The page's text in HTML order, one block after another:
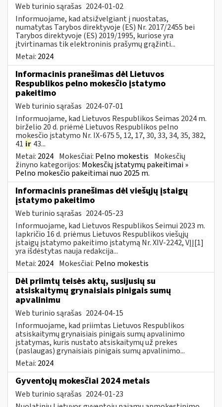
Web turinio sąrašas 2024-01-02
Informuojame, kad atsižvelgiant į nuostatas,
numatytas Tarybos direktyvoje (ES) Nr. 2017/2455 bei
Tarybos direktyvoje (ES) 2019/1995, kuriose yra
įtvirtinamas tik elektroninis prašymų grąžinti...
Metai: 2024
Informacinis pranešimas dėl Lietuvos
Respublikos pelno mokesčio įstatymo
pakeitimo
Web turinio sąrašas 2024-07-01
Informuojame, kad Lietuvos Respublikos Seimas 2024 m.
birželio 20 d. priėmė Lietuvos Respublikos pelno
mokesčio įstatymo Nr. IX-675 5, 12, 17, 30, 33, 34, 35, 382,
41 ir 43...
Metai: 2024 Mokesčiai: Pelno mokestis Mokesčių
žinyno kategorijos: Mokesčių įstatymų pakeitimai »
Pelno mokesčio pakeitimai nuo 2025 m.
Informacinis pranešimas dėl viešųjų įstaigų
įstatymo pakeitimo
Web turinio sąrašas 2024-05-23
Informuojame, kad Lietuvos Respublikos Seimui 2023 m.
lapkričio 16 d. priėmus Lietuvos Respublikos viešųjų
įstaigų įstatymo pakeitimo įstatymą Nr. XIV-2242, VĮĮ[1]
yra išdėstytas nauja redakcija...
Metai: 2024 Mokesčiai: Pelno mokestis
Dėl priimtų teisės aktų, susijusių su
atsiskaitymų grynaisiais pinigais sumų
apvalinimu
Web turinio sąrašas 2024-04-15
Informuojame, kad priimtas Lietuvos Respublikos
atsiskaitymų grynaisiais pinigais sumų apvalinimo
įstatymas, kuris nustato atsiskaitymų už prekes
(paslaugas) grynaisiais pinigais sumų apvalinimo...
Metai: 2024
Gyventojų mokesčiai 2024 metais
Web turinio sąrašas 2024-01-23